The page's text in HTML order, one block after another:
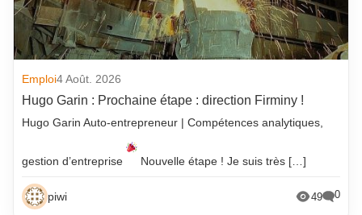
Emploi4 Août. 2026
Hugo Garin : Prochaine étape : direction Firminy !
Hugo Garin Auto-entrepreneur | Compétences analytiques,
gestion d’entreprise Nouvelle étape ! Je suis très […]
piwi 49 0